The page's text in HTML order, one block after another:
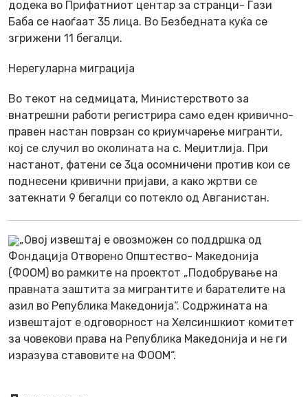
додека во Прифатниот центар за странци- Гази
Баба се наоѓаат 35 лица. Во Безбедната куќа се
згрижени 11 бегалци.
Нерегуларна миграција
Во текот на седмицата, Министерството за
внатрешни работи регистрира само еден кривично-
правен настан поврзан со криумчарење мигранти,
кој се случил во околината на с. Меџитлија. При
настанот, фатени се 3ца осомничени против кои се
поднесени кривични пријави, а како жртви се
затекнати 9 бегалци со потекло од Авганистан.
„Овој извештај е овозможен со поддршка од
Фондација Отворено Општество- Македонија
(ФООМ) во рамките на проектот „Подобрување на
правната заштита за мигрантите и барателите на
азил во Република Македонија“. Содржината на
извештајот е одговорност на Хелсиншкиот комитет
за човекови права на Република Македонија и не ги
изразува ставовите на ФООМ“.